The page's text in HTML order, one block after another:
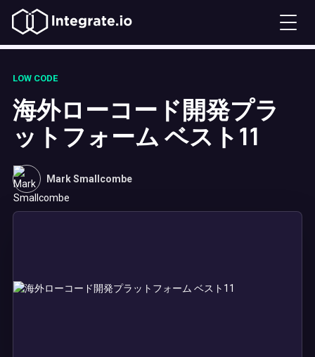
LOW CODE
海外ローコード開発プラ
ットフォーム ベスト11
Mark Smallcombe